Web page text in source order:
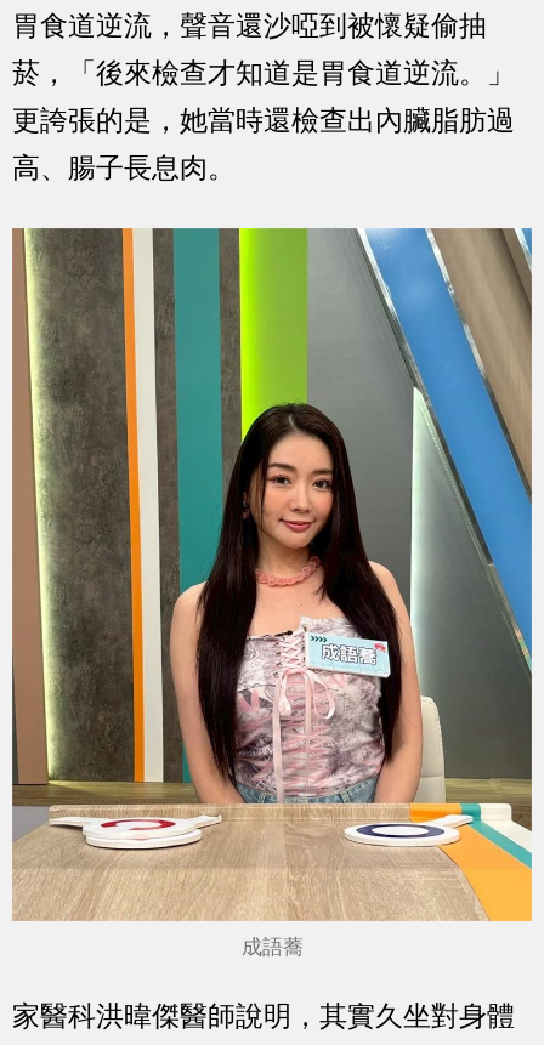
胃食道逆流，聲音還沙啞到被懷疑偷抽
菸，「後來檢查才知道是胃食道逆流。」
更誇張的是，她當時還檢查出內臟脂肪過
高、腸子長息肉。
成語蕎
家醫科洪暐傑醫師說明，其實久坐對身體